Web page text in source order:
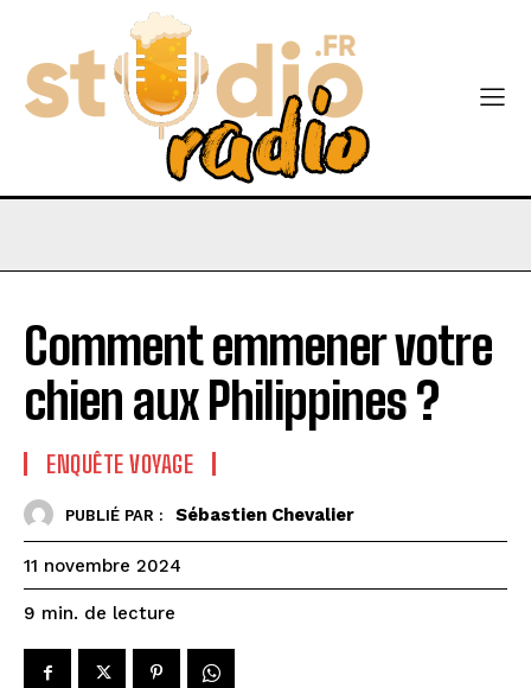
Comment emmener votre
chien aux Philippines ?
ENQUÊTE VOYAGE
PUBLIÉ PAR : Sébastien Chevalier
11 novembre 2024
9 min. de lecture